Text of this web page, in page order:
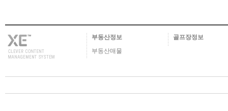
부동산정보
부동산매물
골프장정보